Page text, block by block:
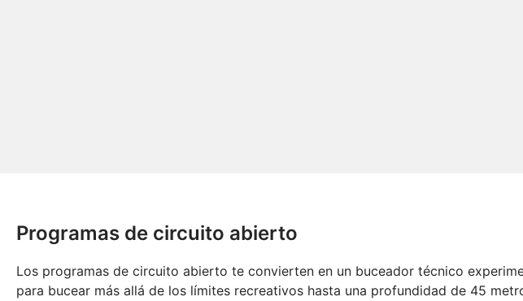
Programas de circuito abierto
Los programas de circuito abierto te convierten en un buceador técnico
para bucear más allá de los límites recreativos hasta una profundidad de 45